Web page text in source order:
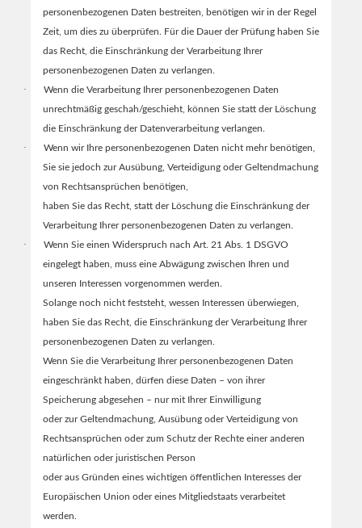
personenbezogenen Daten bestreiten, benötigen wir in der Regel
Zeit, um dies zu überprüfen. Für die Dauer der Prüfung haben Sie
das Recht, die Einschränkung der Verarbeitung Ihrer
personenbezogenen Daten zu verlangen.
·
Wenn die Verarbeitung Ihrer personenbezogenen Daten
unrechtmäßig geschah/geschieht, können Sie statt der Löschung
die Einschränkung der Datenverarbeitung verlangen.
·
Wenn wir Ihre personenbezogenen Daten nicht mehr benötigen,
Sie sie jedoch zur Ausübung, Verteidigung oder Geltendmachung
von Rechtsansprüchen benötigen,
haben Sie das Recht, statt der Löschung die Einschränkung der
Verarbeitung Ihrer personenbezogenen Daten zu verlangen.
·
Wenn Sie einen Widerspruch nach Art. 21 Abs. 1 DSGVO
eingelegt haben, muss eine Abwägung zwischen Ihren und
unseren Interessen vorgenommen werden.
Solange noch nicht feststeht, wessen Interessen überwiegen,
haben Sie das Recht, die Einschränkung der Verarbeitung Ihrer
personenbezogenen Daten zu verlangen.
Wenn Sie die Verarbeitung Ihrer personenbezogenen Daten
eingeschränkt haben, dürfen diese Daten – von ihrer
Speicherung abgesehen – nur mit Ihrer Einwilligung
oder zur Geltendmachung, Ausübung oder Verteidigung von
Rechtsansprüchen oder zum Schutz der Rechte einer anderen
natürlichen oder juristischen Person
oder aus Gründen eines wichtigen öffentlichen Interesses der
Europäischen Union oder eines Mitgliedstaats verarbeitet
werden.